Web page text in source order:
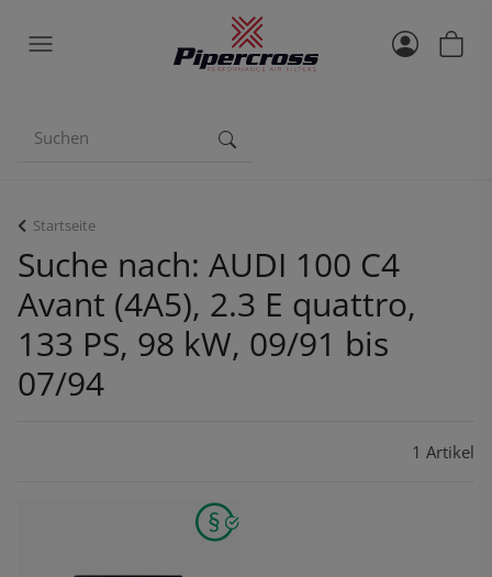
Startseite
Suche nach: AUDI 100 C4
Avant (4A5), 2.3 E quattro,
133 PS, 98 kW, 09/91 bis
07/94
1 Artikel